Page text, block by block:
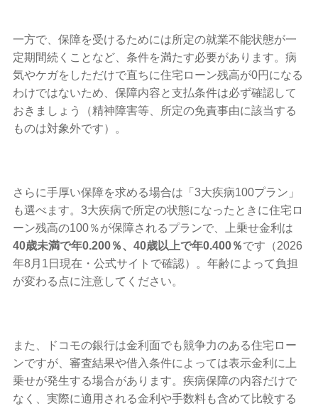
一方で、保障を受けるためには所定の就業不能状態が一
定期間続くことなど、条件を満たす必要があります。病
気やケガをしただけで直ちに住宅ローン残高が0円になる
わけではないため、保障内容と支払条件は必ず確認して
おきましょう（精神障害等、所定の免責事由に該当する
ものは対象外です）。
さらに手厚い保障を求める場合は「3大疾病100プラン」
も選べます。3大疾病で所定の状態になったときに住宅ロ
ーン残高の100％が保障されるプランで、上乗せ金利は
40歳未満で年0.200％、40歳以上で年0.400％です（2026
年8月1日現在・公式サイトで確認）。年齢によって負担
が変わる点に注意してください。
また、ドコモの銀行は金利面でも競争力のある住宅ロー
ンですが、審査結果や借入条件によっては表示金利に上
乗せが発生する場合があります。疾病保障の内容だけで
なく、実際に適用される金利や手数料も含めて比較する